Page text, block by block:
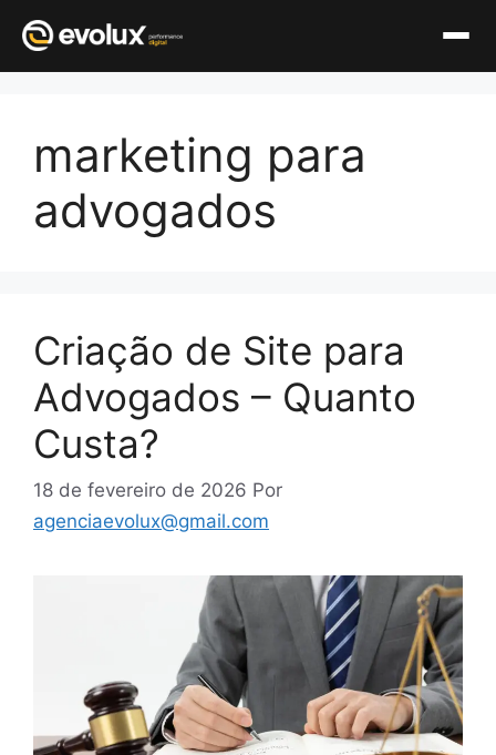
conteúdo
marketing para
advogados
Criação de Site para
Advogados – Quanto
Custa?
18 de fevereiro de 2026 Por
agenciaevolux@gmail.com